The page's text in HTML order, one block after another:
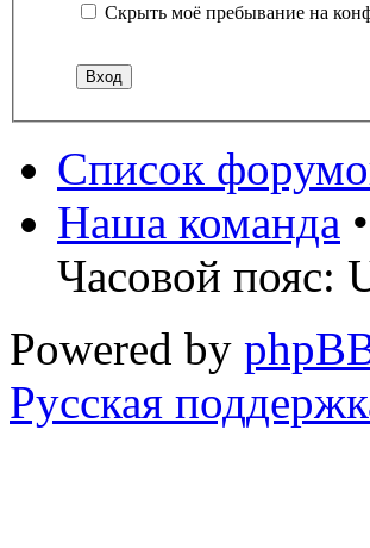
Скрыть моё пребывание на
Список
Наша команда •
Часовой пояс:
Powered by
Русская